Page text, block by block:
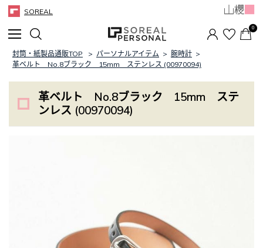
SOREAL
0
封筒・紙製品通販TOP > パーソナルアイテム > 腕時計 >
革ベルト No.8ブラック 15mm ステンレス (00970094)
革ベルト No.8ブラック 15mm ステ
ンレス (00970094)